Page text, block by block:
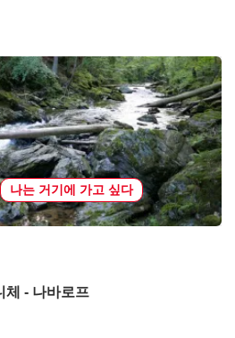
나는 거기에 가고 싶다
체 - 나바로프